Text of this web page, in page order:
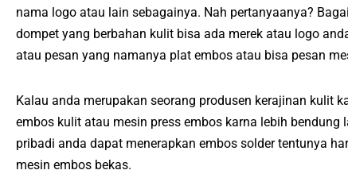
nama logo atau lain sebagainya. Nah pertanyaanya?
dompet yang berbahan kulit bisa ada merek atau logo
atau pesan yang namanya plat embos atau bisa pesan
Kalau anda merupakan seorang produsen kerajinan kulit
embos kulit atau mesin press embos karna lebih
pribadi anda dapat menerapkan embos solder tentunya
mesin embos bekas.